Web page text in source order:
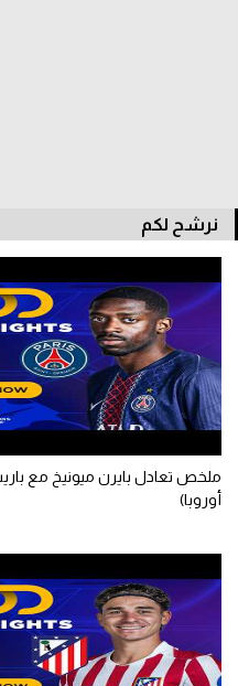
الدوري المصري
الكرة الأوروبية
الكرة الإفريقية
منتخب مصر
سعودي في الجول
الدوري الإسباني
دوري أبطال أوروبا
القسم الثاني
رياضات أخرى
نرشح لكم
أوروبا)